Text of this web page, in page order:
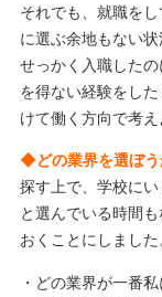
それでも、就職を
に選ぶ余地もない状
せっかく入職した
を得ない経験をし
けて働く方向で考え
◆どの業界を選ぼ
探す上で、学校に
と選んでいる時間
おくことにしました
・どの業界が一番